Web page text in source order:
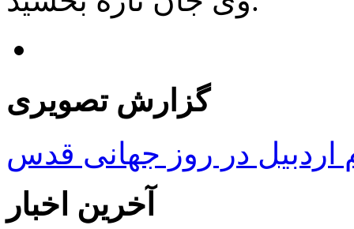
گزارش تصویری
در روز جهانی قدس
آخرین اخبار